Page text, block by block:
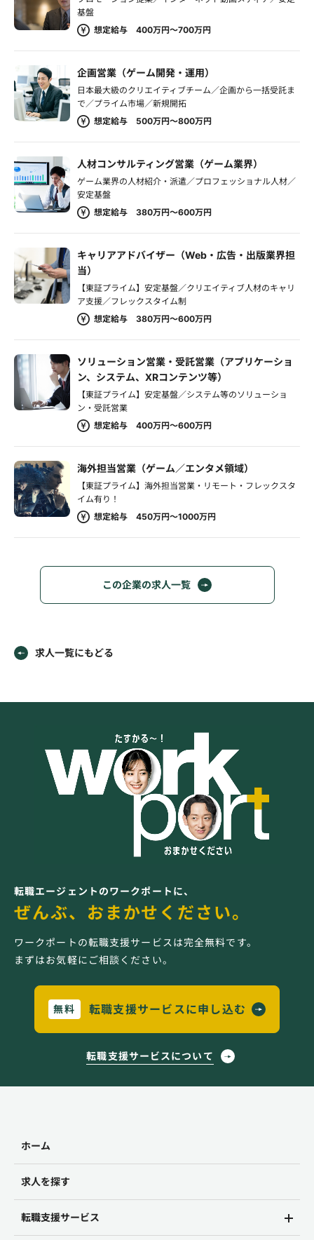
基盤
想定給与 400万円～700万円
企画営業（ゲーム開発・運用）
日本最大級のクリエイティブチーム／企画から一括受託ま
で／プライム市場／新規開拓
想定給与 500万円～800万円
人材コンサルティング営業（ゲーム業界）
ゲーム業界の人材紹介・派遣／プロフェッショナル人材／
安定基盤
想定給与 380万円～600万円
キャリアアドバイザー（Web・広告・出版業界担
当）
【東証プライム】安定基盤／クリエイティブ人材のキャリ
ア支援／フレックスタイム制
想定給与 380万円～600万円
ソリューション営業・受託営業（アプリケーショ
ン、システム、XRコンテンツ等）
【東証プライム】安定基盤／システム等のソリューショ
ン・受託営業
想定給与 400万円～600万円
海外担当営業（ゲーム／エンタメ領域）
【東証プライム】海外担当営業・リモート・フレックスタ
イム有り！
想定給与 450万円～1000万円
この企業の求人一覧
求人一覧にもどる
転職エージェントのワークポートに、
ぜんぶ、おまかせください。
ワークポートの転職支援サービスは完全無料です。
まずはお気軽にご相談ください。
無料 転職支援サービスに申し込む
転職支援サービスについて
ホーム
求人を探す
転職支援サービス